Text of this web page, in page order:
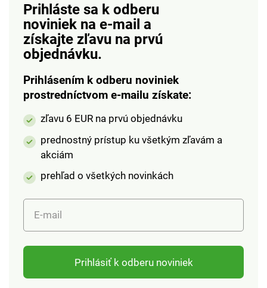
Prihláste sa k odberu
noviniek na e-mail a
získajte zľavu na prvú
objednávku.
Prihlásením k odberu noviniek
prostredníctvom e-mailu získate:
zľavu 6 EUR na prvú objednávku
prednostný prístup ku všetkým zľavám a
akciám
prehľad o všetkých novinkách
E-mail
Prihlásiť k odberu noviniek